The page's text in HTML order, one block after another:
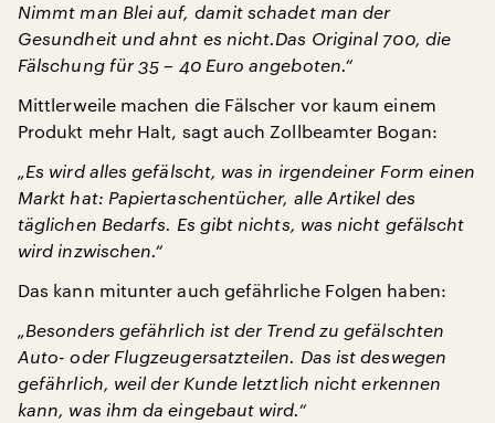
Nimmt man Blei auf, damit schadet man der
Gesundheit und ahnt es nicht.Das Original 700, die
Fälschung für 35 – 40 Euro angeboten.“
Mittlerweile machen die Fälscher vor kaum einem
Produkt mehr Halt, sagt auch Zollbeamter Bogan:
„Es wird alles gefälscht, was in irgendeiner Form einen
Markt hat: Papiertaschentücher, alle Artikel des
täglichen Bedarfs. Es gibt nichts, was nicht gefälscht
wird inzwischen.“
Das kann mitunter auch gefährliche Folgen haben:
„Besonders gefährlich ist der Trend zu gefälschten
Auto- oder Flugzeugersatzteilen. Das ist deswegen
gefährlich, weil der Kunde letztlich nicht erkennen
kann, was ihm da eingebaut wird.“